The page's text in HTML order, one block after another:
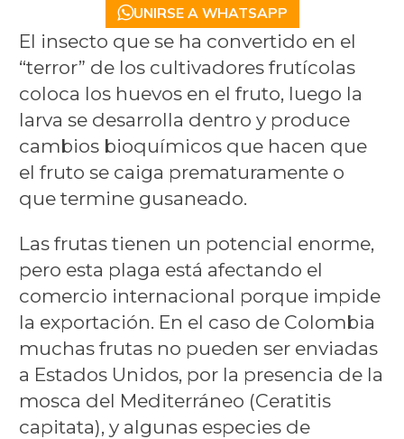
UNIRSE A WHATSAPP
El insecto que se ha convertido en el
“terror” de los cultivadores frutícolas
coloca los huevos en el fruto, luego la
larva se desarrolla dentro y produce
cambios bioquímicos que hacen que
el fruto se caiga prematuramente o
que termine gusaneado.
Las frutas tienen un potencial enorme,
pero esta plaga está afectando el
comercio internacional porque impide
la exportación. En el caso de Colombia
muchas frutas no pueden ser enviadas
a Estados Unidos, por la presencia de la
mosca del Mediterráneo (Ceratitis
capitata), y algunas especies de